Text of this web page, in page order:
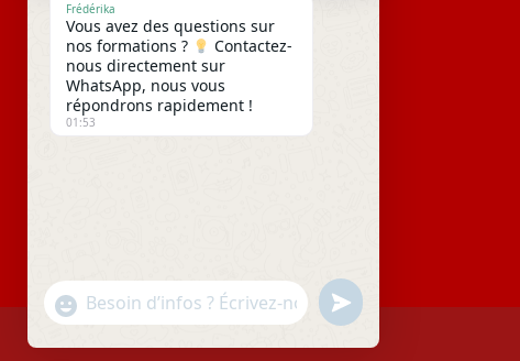
Frédérika
Vous avez des questions sur
nos formations ?
Contactez-
nous directement sur
WhatsApp, nous vous
répondrons rapidement !
01:53
"+CHATY_SETTINGS.LANG.EMOJI_PICKER+"
WhatsApp
UNDEFINED